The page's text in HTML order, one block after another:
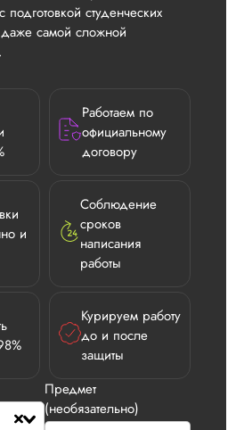
студенческих
самой сложной
Работаем по
официальному
договору
и
Соблюдение
сроков
написания
работы
Курируем работу
до и после
защиты
Предмет
(необязательно)